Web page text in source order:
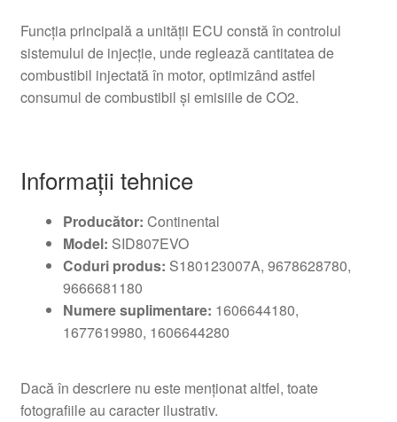
Funcția principală a unității ECU constă în controlul
sistemului de injecție, unde reglează cantitatea de
combustibil injectată în motor, optimizând astfel
consumul de combustibil și emisiile de CO2.
Informații tehnice
Producător: Continental
Model: SID807EVO
Coduri produs: S180123007A, 9678628780,
9666681180
Numere suplimentare: 1606644180,
1677619980, 1606644280
Dacă în descriere nu este menționat altfel, toate
fotografiile au caracter ilustrativ.